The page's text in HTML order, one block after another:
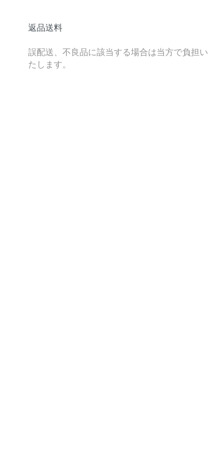
返品送料
誤配送、不良品に該当する場合は当方で負担い
たします。